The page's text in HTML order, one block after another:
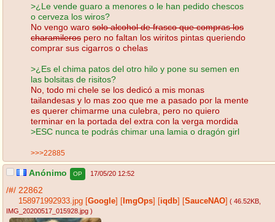
>¿Le vende guaro a menores o le han pedido chescos
o cerveza los wiros?
No vengo waro solo alcohol de frasco que compras los
charamileros pero no faltan los wiritos pintas queriendo
comprar sus cigarros o chelas
>¿Es el chima patos del otro hilo y pone su semen en
las bolsitas de risitos?
No, todo mi chele se los dedicó a mis monas
tailandesas y lo mas zoo que me a pasado por la mente
es querer chimarme una culebra, pero no quiero
terminar en la portada del extra con la verga mordida
>ESC nunca te podrás chimar una lamia o dragón girl
>>>22885
Anónimo OP 17/05/20 12:52
/#/ 22862
158971992933.jpg Google ImgOps iqdb SauceNAO ( 46.52KB
IMG_20200517_015928.jpg )